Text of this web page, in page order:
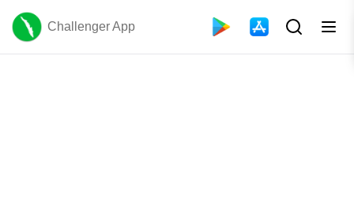
Challenger App